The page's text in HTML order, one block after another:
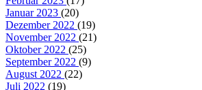
Januar 2023 (20)
Dezember 2022 (19)
November 2022 (21)
Oktober 2022 (25)
September 2022 (9)
August 2022 (22)
Juli 2022 (19)